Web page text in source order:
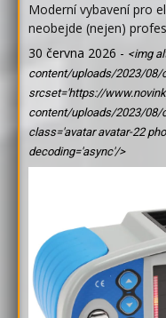
Moderní vybavení pro
neobejde (nejen)
30 června 2026 - <img
content/uploads/2023/08/
srcset='https://
content/uploads/2023/08/
class='avatar avatar-22
decoding='async'/>